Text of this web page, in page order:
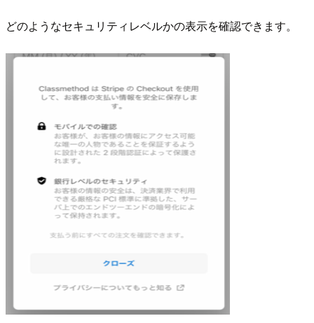
どのようなセキュリティレベルかの表示を確認できます。